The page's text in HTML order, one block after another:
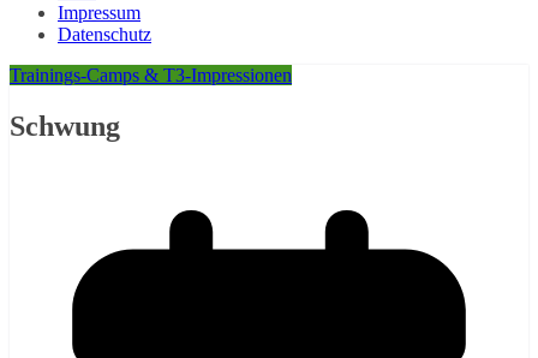
Impressum
Datenschutz
Trainings-Camps & T3-Impressionen
Schwung